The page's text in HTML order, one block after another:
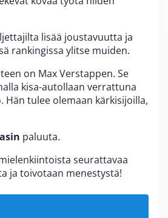
lisää joustavuutta ja
rankingissa ylitse muiden.
on Max Verstappen. Se
kisa-autollaan verrattuna
tulee olemaan kärkisijoilla,
paluuta.
seurattavaa
ja toivotaan menestystä!